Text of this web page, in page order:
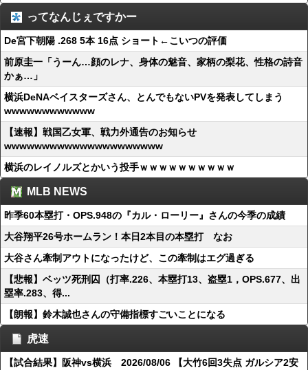
ってなんじぇですかー
De宮下朝陽 .268 5本 16点 ショート←こいつの評価
前原圭一「うーん…顔のレナ、身体の魅音、家柄の梨花、性格の詩音
かぁ…」
横浜DeNAベイスターズさん、とんでもないPVを発表してしまう
wwwwwwwwwwww
【速報】戦国乙女軍、戦力外通告のお知らせ
wwwwwwwwwwwwwwwwwwwww
横浜のレイノルズとかいう投手ｗｗｗｗｗｗｗｗｗｗ
MLB NEWS
昨季60本塁打・OPS.948の『カル・ローリー』さんの今季の成績
大谷翔平26号ホームラン！本日2本目の本塁打 なお
大谷さん牽制アウトになったけど、この牽制はエグ過ぎる
【悲報】ベッツ死刑囚（打率.226、本塁打13、盗塁1，OPS.677、出
塁率.283、得...
【朗報】鈴木誠也さんの守備指標すごいことになる
虎速
【試合結果】阪神vs横浜 2026/08/06 【大竹6回3失点 ガルシア2安